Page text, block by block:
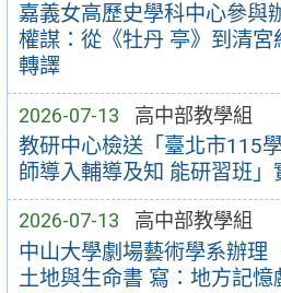
嘉義女高歷史學科中心參與
權謀：從《牡丹 亭》到清
轉譯
2026-07-13 高中部教學組
教研中心檢送「臺北市115
師導入輔導及知 能研習班」
2026-07-13 高中部教學組
中山大學劇場藝術學系辦理
土地與生命書 寫：地方記憶